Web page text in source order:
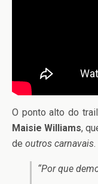
O ponto alto do
Maisie Williams,
de outros carnavais.
“Por que